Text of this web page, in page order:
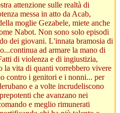
attenzione sulle realtà di
messa in atto da Acab,
moglie Gezabele, miete anche
Nabot. Non sono solo episodi
dei giovani. L'innata bramosia di
ad armare la mano di
di violenza e di ingiustizia,
la vita di quanti vorrebbero vivere
contro i genitori e i nonni... per
e a volte incrudeliscono
che avanzano nei
e meglio rimunerati